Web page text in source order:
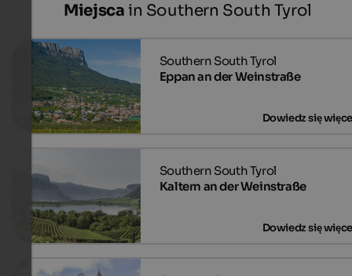
Miejsca in Southern South Tyrol
Eppan an der Weinstraße
Kaltern an der Weinstraße